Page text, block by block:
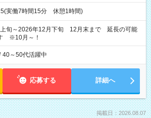
実働7時間15分 休憩1時間)
旬～2026年12月下旬 12月末まで 延長の可能
※10月～！
40～50代活躍中
応募する 詳細へ
掲載日：2026.08.07